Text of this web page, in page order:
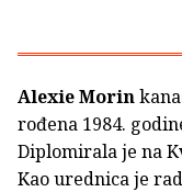
Alexie Morin
rođena 1984.
Diplomirala je na
Kao urednica je